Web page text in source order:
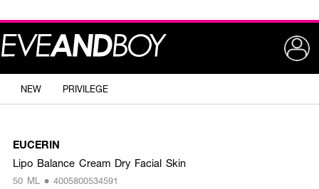
NEW PRIVILEGE
EUCERIN
Lipo Balance Cream Dry Facial Skin
50 ML • 4005800534591